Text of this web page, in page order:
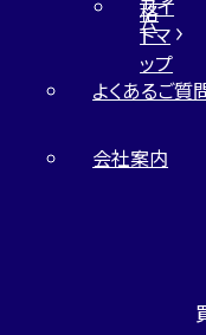
格
ム
トマ
ップ
よくあるご質
会社案内